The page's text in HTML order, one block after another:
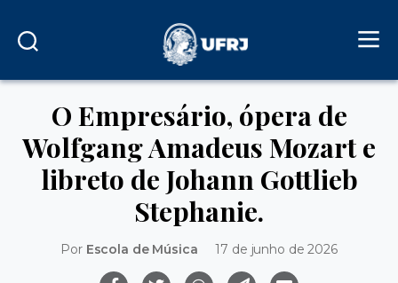
O Empresário, ópera de
Wolfgang Amadeus Mozart e
libreto de Johann Gottlieb
Stephanie.
Por Escola de Música 17 de junho de 2026